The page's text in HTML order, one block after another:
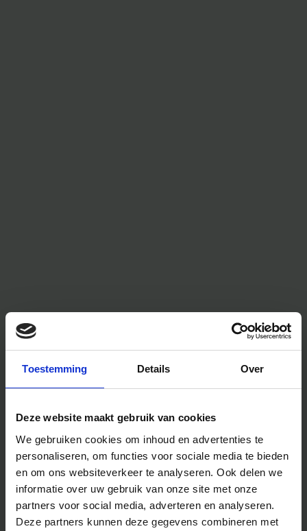
Toestemming Details Over
Deze website maakt gebruik van cookies
We gebruiken cookies om inhoud en advertenties te
personaliseren, om functies voor sociale media te bieden
en om ons websiteverkeer te analyseren. Ook delen we
informatie over uw gebruik van onze site met onze
partners voor social media, adverteren en analyseren.
Deze partners kunnen deze gegevens combineren met